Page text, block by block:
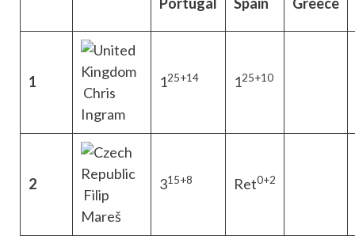
1
Chris
Ingram
125+14 125+10
2
Filip
Mareš
315+8 Ret0+2